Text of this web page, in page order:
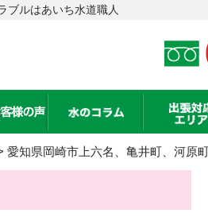
ブルはあいち水道職人
愛知県岡崎市上六名、亀井町、河原